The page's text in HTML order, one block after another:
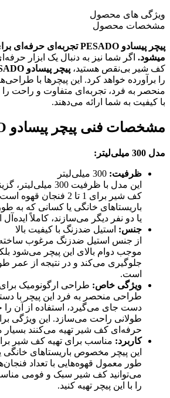
ویژگی های محصول
مشخصات محصول
پیچر پیسادو
تجربه‌ای حرفه‌ای
میشود. اگر شما نیز به دنبال یک ابزار
کف شیر بی‌نقص هستید، پیچر پیسادو
را برآورده خواهد کرد. این پیچرها با
منحصر به فرد، تجربه‌ای متفاوت و راحت را
با کیفیت به شما ارائه می‌دهند.
مشخصات فنی پیچر پیسادو PESADO
مدل 300 میلی‌لیتر :
ظرفیت:
این مدل با ظرفیت
کف شیر برای 1 تا 2
باریستاهای خانگی یا کسانی که به
یا دو نفر دیگر می‌سازند، کاملاً
جنس: استیل ضدزنگ با کیفیت بالا
از جنس استیل ضدزنگ مرغوب
موجب دوام بالای این پیچر می‌شود
جلوگیری می‌کند و در نتیجه از عمر
است.
ویژگی خاص: طراحی ارگونومیک
طراحی منحصر به فرد این پیچر با
دست جای می‌گیرد، استفاده از آن
طولانی راحت می‌سازد. این ویژگی
حرفه‌ای کف شیر تهیه می‌کنند بسیار
کاربرد: مناسب برای تهیه کف شیر برای 1 تا 2 فنجان
این پیچر مخصوص باریستاهای
طور معمول قهوه‌هایی با تعداد
می‌توانید کف شیر سبک و فومی مناسب
را با این پیچر تهیه کنید.